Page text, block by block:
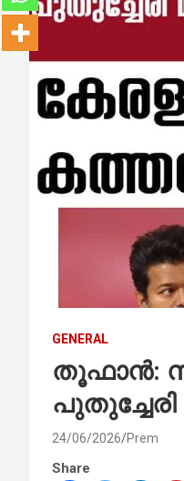
GENERAL
തൂഫാൻ:
24/06/2026 Prem
Share